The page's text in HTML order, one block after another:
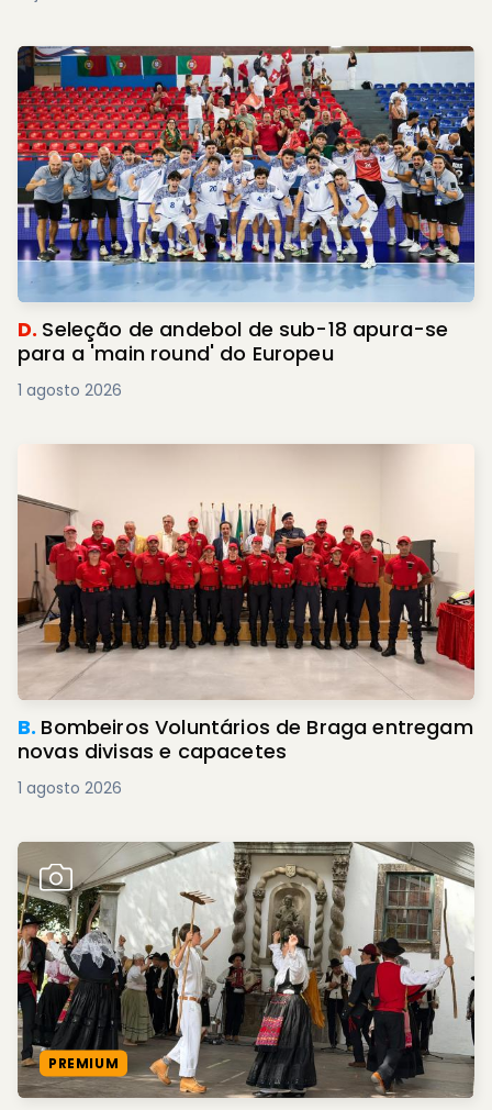
D. Seleção de andebol de sub-18 apura-se
para a 'main round' do Europeu
1 agosto 2026
B. Bombeiros Voluntários de Braga entregam
novas divisas e capacetes
1 agosto 2026
PREMIUM